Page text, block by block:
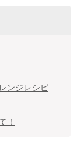
ンジレシピ
！